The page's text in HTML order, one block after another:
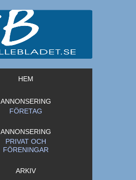
HEM
ANNONSERING
FÖRETAG
ANNONSERING
PRIVAT OCH
FÖRENINGAR
ARKIV